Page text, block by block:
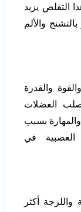
التقلص يزيد
والألم
والقدرة
العضلات
بسبب
في
واللزجة أكثر